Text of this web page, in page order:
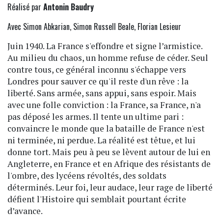
Réalisé par Antonin Baudry
Avec Simon Abkarian, Simon Russell Beale, Florian Lesieur
Juin 1940. La France s'effondre et signe l’armistice.
Au milieu du chaos, un homme refuse de céder. Seul
contre tous, ce général inconnu s'échappe vers
Londres pour sauver ce qu'il reste d'un rêve : la
liberté. Sans armée, sans appui, sans espoir. Mais
avec une folle conviction : la France, sa France, n'a
pas déposé les armes. Il tente un ultime pari :
convaincre le monde que la bataille de France n'est
ni terminée, ni perdue. La réalité est têtue, et lui
donne tort. Mais peu à peu se lèvent autour de lui en
Angleterre, en France et en Afrique des résistants de
l'ombre, des lycéens révoltés, des soldats
déterminés. Leur foi, leur audace, leur rage de liberté
défient l'Histoire qui semblait pourtant écrite
d’avance.